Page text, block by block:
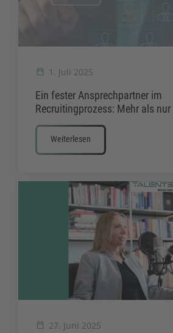
1. Juli 2025
Ein fester Ansprechpartner im
Recruitingprozess: Mehr als
Weiterlesen
27. Juni 2025